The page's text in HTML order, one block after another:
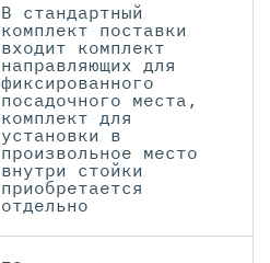
В стандартный
комплект поставки
входит комплект
направляющих для
фиксированного
посадочного места,
комплект для
установки в
произвольное место
внутри стойки
приобретается
отдельно